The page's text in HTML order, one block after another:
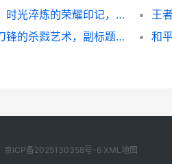
王者荣耀赛季限定皮肤，时光淬炼的荣耀印记，副标题，铭刻于峡谷的赛季史诗
王
王者荣耀铠攻略，幽冥刀锋的杀戮艺术，副标题，从入门到精通的全面指南
京ICP备2025130358号-6 XML地图